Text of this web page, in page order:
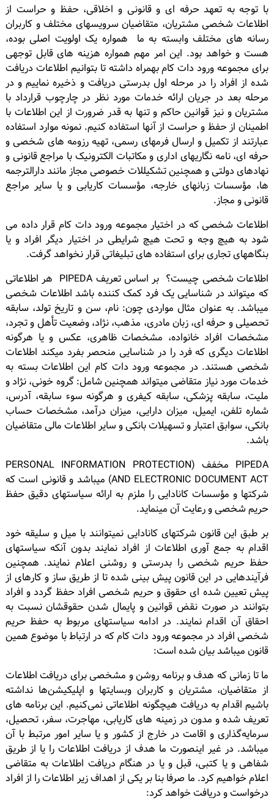
با توجه به تعهد حرفه ای و قانونی و اخلاقی، حفظ و حراست از
اطلاعات شخصی مشتریان، متقاضیان سرویسهای مختلف و کاربران
رسانه های مختلف وابسته به ما همواره یک اولویت اصلی بوده،
هست و خواهد بود. این امر مهم همواره هزینه های قابل توجهی
برای مجموعه ورود دات کام بهمراه داشته تا بتوانیم اطلاعات دریافت
شده از افراد را در مرحله اول بدرستی دریافت و ذخیره نماییم و در
مرحله بعد در جریان ارائه خدمات مورد نظر در چارچوب قرارداد با
مشتریان و نیز قوانین حاکم و تنها به قدر ضرورت از این اطلاعات با
اطمینان از حفظ و حراست از آنها استفاده کنیم. نمونه موارد استفاده
عبارتند از تکمیل و ارسال فرمهای رسمی، تهیه رزومه های شخصی و
حرفه ای، نامه نگاریهای اداری و مکاتبات الکترونیک با مراجع قانونی و
نهادهای دولتی و همچنین تشکیللات خصوصی مجاز مانند دارالترجمه
ها، مؤسسات زبانهای خارجه، مؤسسات کاریابی و یا سایر مراجع
قانونی و مجاز.
اطلاعات شخصی که در اختیار مجموعه ورود دات کام قرار داده می
شود به هیچ وجه و تحت هیچ شرایطی در اختیار دیگر افراد و یا
بنگاههای تجاری برای استفاده های تبلیغاتی قرار نخواهد گرفت.
اطلاعات شخصی چیست؟ بر اساس تعریف PIPEDA هر اطلاعاتی
که میتواند در شناسایی یک فرد کمک کننده باشد اطلاعات شخصی
میباشد. به عنوان مثال مواردی چون: نام، سن و تاریخ تولد، سابقه
تحصیلی و حرفه ای، زبان مادری، مذهب، نژاد، وضعیت تأهل و تجرد،
مشخصات افراد خانواده، مشخصات ظاهری، عکس و یا هرگونه
اطلاعات دیگری که فرد را در شناسایی منحصر بفرد میکند اطلاعات
شخصی هستند. در مجموعه ورود دات کام این اطلاعات بسته به
خدمات مورد نیاز متقاضی میتواند همچنین شامل: گروه خونی، نژاد و
ملیت، سابقه پزشکی، سابقه کیفری و هرگونه سوء سابقه، آدرس،
شماره تلفن، ایمیل، میزان دارایی، میزان درآمد، مشخصات حساب
بانکی، سوابق اعتبار و تسهیلات بانکی و سایر اطلاعات مالی متقاضیان
باشد.
PIPEDA مخفف (PERSONAL INFORMATION PROTECTION
AND ELECTRONIC DOCUMENT ACT) میباشد و قانونی است که
شرکتها و مؤسسات کانادایی را ملزم به ارائه سیاستهای دقیق حفظ
حریم شخصی و رعایت آن مینماید.
بر طبق این قانون شرکتهای کانادایی نمیتوانند با میل و سلیقه خود
اقدام به جمع آوری اطلاعات از افراد نمایند بدون آنکه سیاستهای
حفظ حریم شخصی را بدرستی و روشنی اعلام نمایند. همچنین
فرآیندهایی در این قانون پیش بینی شده تا از طریق ساز و کارهای از
پیش تعیین شده ای حقوق و حریم شخصی افراد حفظ گردد و افراد
بتوانند در صورت نقض قوانین و پایمال شدن حقوقشان نسبت به
احقاق آن اقدام نمایند. در ادامه سیاستهای مربوط به حفظ حریم
شخصی افراد در مجموعه ورود دات کام که در ارتباط با موضوع همین
قانون میباشد بیان شده است:
ما تا زمانی که هدف و برنامه روشن و مشخصی برای دریافت اطلاعات
از متقاضیان، مشتریان و کاربران وبسایتها و اپلیکیشن‌ها نداشته
باشیم اقدام به دریافت هیچگونه اطلاعاتی نمی‌کنیم. این برنامه های
تعریف شده و مدون در زمینه های کاریابی، مهاجرت، سفر، تحصیل،
سرمایه‌گذاری و اقامت در خارج از کشور و یا سایر امور مرتبط با آن
میباشد. در غیر اینصورت ما هدف از دریافت اطلاعات را یا از طریق
شفاهی و یا کتبی، قبل و یا در هنگام دریافت اطلاعات به متقاضی
اعلام خواهیم کرد. ما صرفا بنا بر یکی از اهداف زیر اطلاعات را از افراد
درخواست و دریافت خواهد کرد: